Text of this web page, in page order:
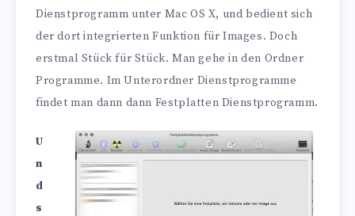
Dienstprogramm unter Mac OS X, und bedient sich
der dort integrierten Funktion für Images. Doch
erstmal Stück für Stück. Man gehe in den Ordner
Programme. Im Unterordner Dienstprogramme
findet man dann dann Festplatten Dienstprogramm.
U
n
d
s